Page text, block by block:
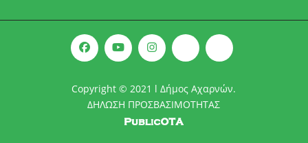
Copyright © 2021 l Δήμος Αχαρνών.
ΔΗΛΩΣΗ ΠΡΟΣΒΑΣΙΜΟΤΗΤΑΣ